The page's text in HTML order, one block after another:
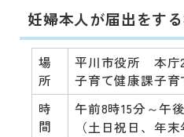
妊婦本人が届出をす
場
所
平川市役所 本庁
子育て健康課子
時
間
午前8時15分～午
（土日祝日、年末